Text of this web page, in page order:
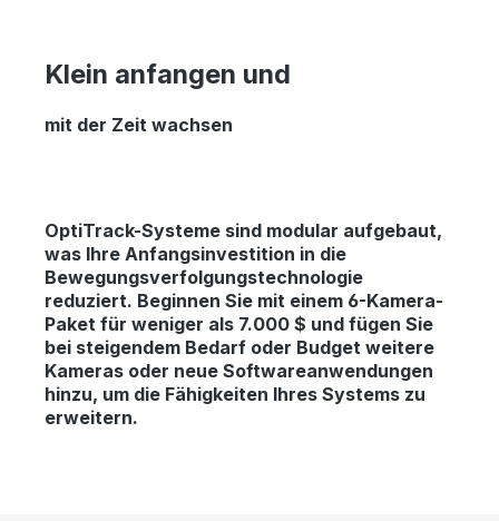
Klein anfangen und
mit der Zeit wachsen
OptiTrack-Systeme sind modular aufgebaut,
was Ihre Anfangsinvestition in die
Bewegungsverfolgungstechnologie
reduziert. Beginnen Sie mit einem 6-Kamera-
Paket für weniger als 7.000 $ und fügen Sie
bei steigendem Bedarf oder Budget weitere
Kameras oder neue Softwareanwendungen
hinzu, um die Fähigkeiten Ihres Systems zu
erweitern.